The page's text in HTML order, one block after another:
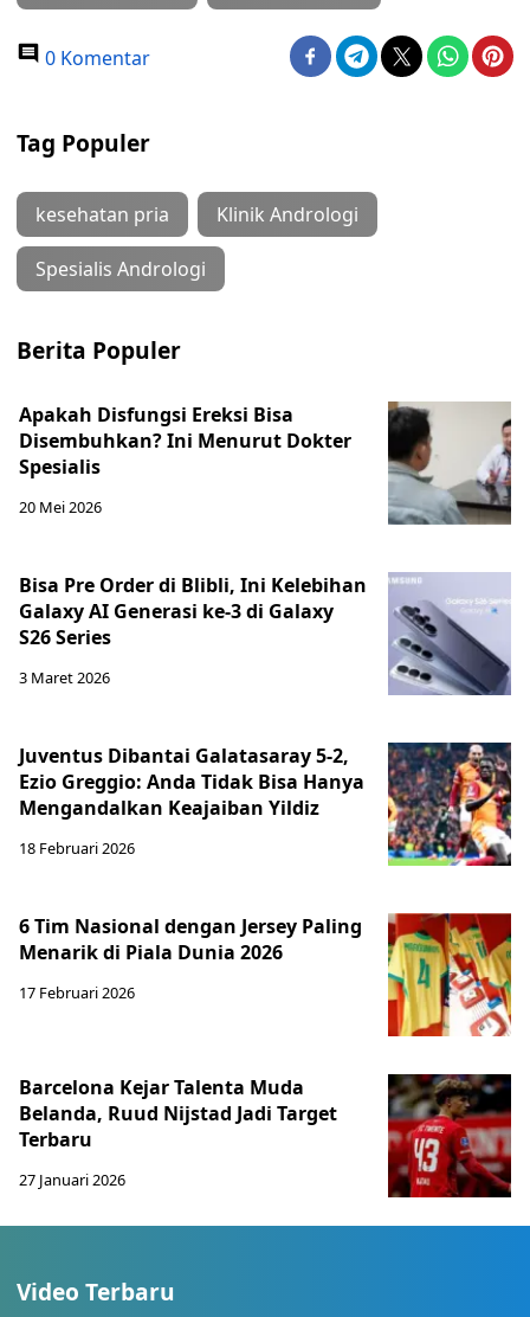
0 Komentar
Tag Populer
kesehatan pria Klinik Andrologi
Spesialis Andrologi
Berita Populer
Apakah Disfungsi Ereksi Bisa
Disembuhkan? Ini Menurut Dokter
Spesialis
20 Mei 2026
Bisa Pre Order di Blibli, Ini Kelebihan
Galaxy AI Generasi ke-3 di Galaxy
S26 Series
3 Maret 2026
Juventus Dibantai Galatasaray 5-2,
Ezio Greggio: Anda Tidak Bisa Hanya
Mengandalkan Keajaiban Yildiz
18 Februari 2026
6 Tim Nasional dengan Jersey Paling
Menarik di Piala Dunia 2026
17 Februari 2026
Barcelona Kejar Talenta Muda
Belanda, Ruud Nijstad Jadi Target
Terbaru
27 Januari 2026
Video Terbaru